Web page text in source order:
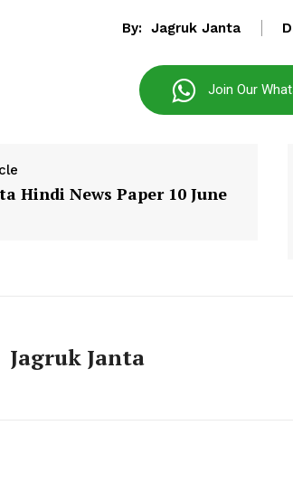
By: Jagruk Janta
Join Our
Hindi News Paper 10 June
Jagruk Janta